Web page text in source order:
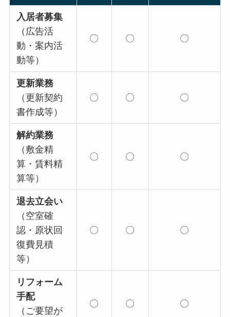
入居者募集
（広告活
動・案内活
動等）
〇 〇 〇
更新業務
（更新契約
書作成等）
〇 〇 〇
解約業務
（敷金精
算・賃料精
算等）
〇 〇 〇
退去立会い
（空室確
認・原状回
復費見積
等）
〇 〇 〇
リフォーム
手配
（ご要望が
〇 〇 〇